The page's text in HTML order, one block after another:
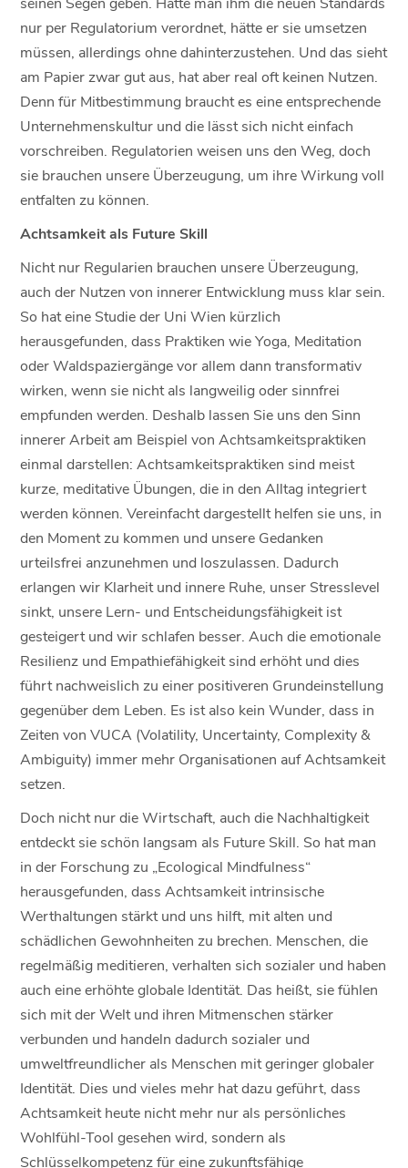
nur per Regulatorium verordnet, hätte er sie umsetzen
müssen, allerdings ohne dahinterzustehen. Und das sieht
am Papier zwar gut aus, hat aber real oft keinen Nutzen.
Denn für Mitbestimmung braucht es eine entsprechende
Unternehmenskultur und die lässt sich nicht einfach
vorschreiben. Regulatorien weisen uns den Weg, doch
sie brauchen unsere Überzeugung, um ihre Wirkung voll
entfalten zu können.
Achtsamkeit als Future Skill
Nicht nur Regularien brauchen unsere Überzeugung,
auch der Nutzen von innerer Entwicklung muss klar sein.
So hat eine Studie der Uni Wien kürzlich
herausgefunden, dass Praktiken wie Yoga, Meditation
oder Waldspaziergänge vor allem dann transformativ
wirken, wenn sie nicht als langweilig oder sinnfrei
empfunden werden. Deshalb lassen Sie uns den Sinn
innerer Arbeit am Beispiel von Achtsamkeitspraktiken
einmal darstellen: Achtsamkeitspraktiken sind meist
kurze, meditative Übungen, die in den Alltag integriert
werden können. Vereinfacht dargestellt helfen sie uns, in
den Moment zu kommen und unsere Gedanken
urteilsfrei anzunehmen und loszulassen. Dadurch
erlangen wir Klarheit und innere Ruhe, unser Stresslevel
sinkt, unsere Lern- und Entscheidungsfähigkeit ist
gesteigert und wir schlafen besser. Auch die emotionale
Resilienz und Empathiefähigkeit sind erhöht und dies
führt nachweislich zu einer positiveren Grundeinstellung
gegenüber dem Leben. Es ist also kein Wunder, dass in
Zeiten von VUCA (Volatility, Uncertainty, Complexity &
Ambiguity) immer mehr Organisationen auf Achtsamkeit
setzen.
Doch nicht nur die Wirtschaft, auch die Nachhaltigkeit
entdeckt sie schön langsam als Future Skill. So hat man
in der Forschung zu „Ecological Mindfulness“
herausgefunden, dass Achtsamkeit intrinsische
Werthaltungen stärkt und uns hilft, mit alten und
schädlichen Gewohnheiten zu brechen. Menschen, die
regelmäßig meditieren, verhalten sich sozialer und haben
auch eine erhöhte globale Identität. Das heißt, sie fühlen
sich mit der Welt und ihren Mitmenschen stärker
verbunden und handeln dadurch sozialer und
umweltfreundlicher als Menschen mit geringer globaler
Identität. Dies und vieles mehr hat dazu geführt, dass
Achtsamkeit heute nicht mehr nur als persönliches
Wohlfühl-Tool gesehen wird, sondern als
Schlüsselkompetenz für eine zukunftsfähige